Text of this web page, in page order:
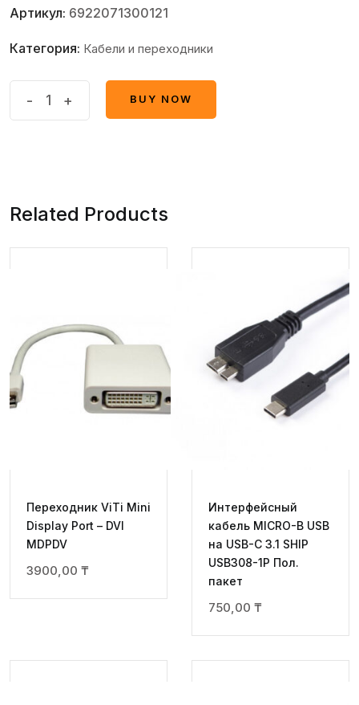
Артикул: 6922071300121
Категория: Кабели и переходники
USB
quantity
- +
BUY NOW
Related Products
Переходник ViTi Mini
Display Port – DVI
MDPDV
3900,00 ₸
Интерфейсный
кабель MICRO-B USB
на USB-C 3.1 SHIP
USB308-1P Пол.
пакет
750,00 ₸